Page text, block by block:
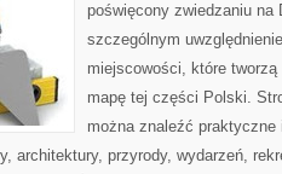
poświęcony zwiedzaniu na
szczególnym
miejscowości, które
mapę tej części Polski.
można znaleźć
architektury, przyrody, wydarzeń,